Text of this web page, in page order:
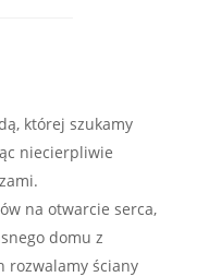
której szukamy
niecierpliwie
na otwarcie serca,
domu z
rozwalamy ściany